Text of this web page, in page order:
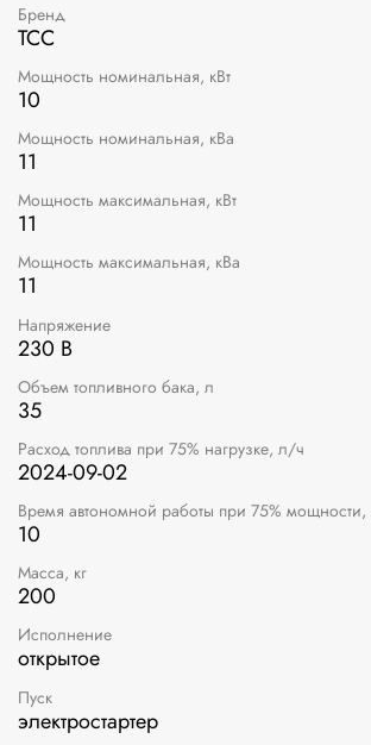
Бренд
ТСС
Мощность номинальная, кВт
10
Мощность номинальная, кВа
11
Мощность максимальная, кВт
11
Мощность максимальная, кВа
11
Напряжение
230 В
Объем топливного бака, л
35
Расход топлива при 75% нагрузке, л/ч
2024-09-02
Время автономной работы при 75% мощности,
10
Масса, кг
200
Исполнение
открытое
Пуск
электростартер